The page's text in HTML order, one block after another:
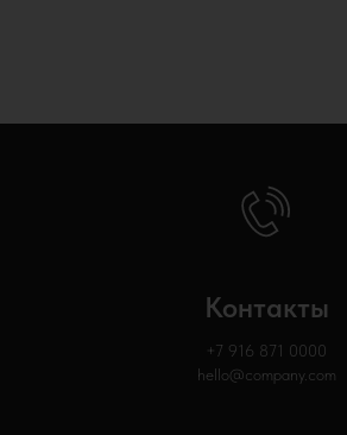
Контакты
+7 916 871 0000
hello@company.com